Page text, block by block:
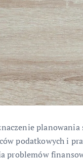
planowania
podatkowych i
problemów